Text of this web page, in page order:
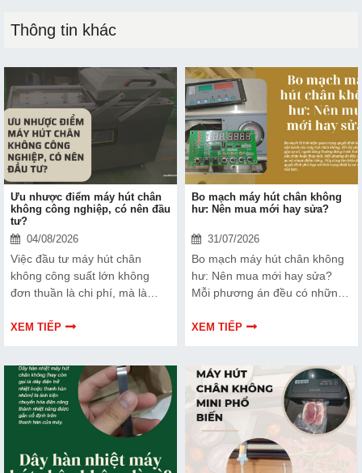
Thông tin khác
Ưu nhược điểm máy hút chân
không công nghiệp, có nên đầu
tư?
04/08/2026
Việc đầu tư máy hút chân
không công suất lớn không
đơn thuần là chi phí, mà là
sản phẩm và nâng cao vị thế
điểm của thiết bị này để có
thêm thông tin và giúp bạn đưa
ra lựa chọn phù hợp, hiệu quả
hơn nhé!
XEM TIẾP
Bo mạch máy hút chân không
hư: Nên mua mới hay sửa?
31/07/2026
Bo mạch máy hút chân không
hư: Nên mua mới hay sửa?
Mỗi phương án đều có những
cùng tìm hiểu để đưa ra quyết
XEM TIẾP